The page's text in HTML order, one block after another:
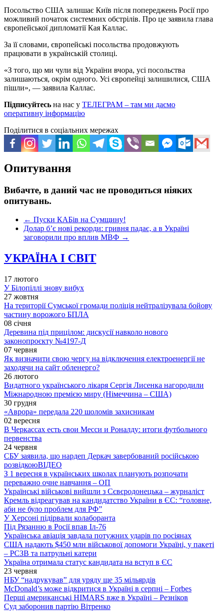
Посольство США залишає Київ після попереджень Росії про
можливий початок системних обстрілів. Про це заявила глава
європейської дипломатії Кая Каллас.
За її словами, європейські посольства продовжують
працювати в українській столиці.
«З того, що ми чули від України вчора, усі посольства
залишаються, окрім одного. Усі європейці залишилися, США
пішли», — заявила Каллас.
Підписуйтесь на нас у ТЕЛЕГРАМ – там ми даємо
оперативну інформацію
Поділитися в соціальних мережах
Опитування
Вибачте, в даний час не проводиться ніяких
опитувань.
← Пуски КАБів на Сумщину!
Долар б’є нові рекорди: гривня падає, а в Україні
заговорили про вплив МВФ →
УКРАЇНА І СВІТ
17 лютого
У Білопіллі знову вибух
27 жовтня
На території Сумської громади поліція нейтралізувала бойову
частину ворожого БПЛА
08 січня
Деревина під прицілом: дискусії навколо нового
законопроєкту №4197-Д
07 червня
Як визначити свою чергу на відключення електроенергії не
заходячи на сайт обленерго?
26 лютого
Видатного українського лікаря Сергія Лисенка нагородили
Міжнародною премією миру (Німеччина – США)
30 грудня
«Аврора» передала 220 шоломів захисникам
02 вересня
В Черкассах есть свои Месси и Роналду: итоги футбольного
первенства
24 червня
СБУ заявила, що нардеп Деркач завербований російською
розвідкоюВІДЕО
З 1 вересня в українських школах планують розпочати
переважно очне навчання – ОП
Українські військові вийшли з Сєвєродонецька – журналіст
Кремль відреагував на кандидатство України в ЄС: “головне,
аби не було проблем для РФ”
У Херсоні підірвали колаборанта
Під Рязанню в Росії впав Іл-76
Українська авіація завдала потужних ударів по росіянах
США надають $450 млн військової допомоги Україні, у пакеті
– РСЗВ та патрульні катери
Україна отримала статус кандидата на вступ в ЄС
23 червня
НБУ “надрукував” для уряду ще 35 мільярдів
McDonald’s може відкритися в Україні в серпні – Forbes
Перші американські HIMARS вже в Україні – Резніков
Суд заборонив партію Вітренко